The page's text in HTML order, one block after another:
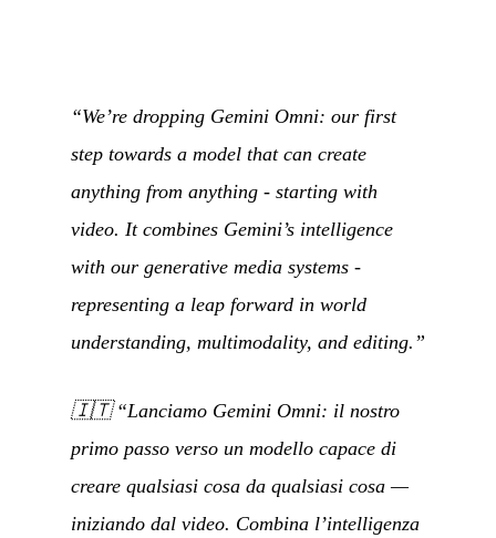
“We’re dropping Gemini Omni: our first
step towards a model that can create
anything from anything - starting with
video. It combines Gemini’s intelligence
with our generative media systems -
representing a leap forward in world
understanding, multimodality, and editing.”
🇮🇹“Lanciamo Gemini Omni: il nostro
primo passo verso un modello capace di
creare qualsiasi cosa da qualsiasi cosa —
iniziando dal video. Combina l’intelligenza